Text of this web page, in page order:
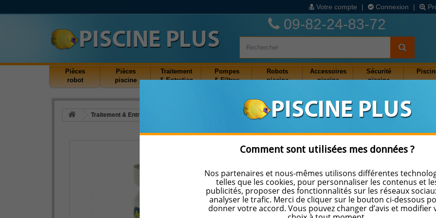
Votre compte | Connexion |
09-82-24-83-72
Pièces
robot
Pièces
piscine
Traitement
& Entretien
Pompes
& Filtres
Robots
piscine
Accessoires
piscine
Sécurité
piscine
Traitement & Entretien Recharge Testeur Tube de 50 bandelettes
Recharge Testeur Tube de 50
bandelettes
Référence 090944020820
Recharge Testeur Tube 50 bandelettes
Aquacheck Tru Test.
Comment sont utilisées mes données ?
Nos partenaires et nous-mêmes utilisons différentes
telles que les cookies, pour personnaliser les contenus et
publicités, proposer des fonctionnalités sur les réseaux
analyser le trafic. Merci de cliquer sur le bouton ci-dessous
donner votre accord. Vous pouvez changer d’avis et modifier